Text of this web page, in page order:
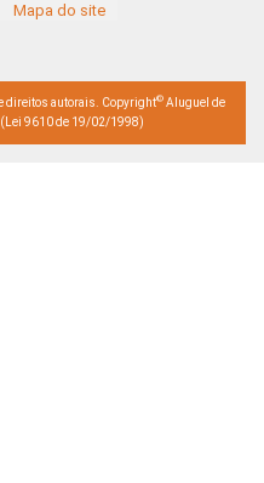
Mapa do site
direitos autorais. Copyright© Aluguel de
9610 de 19/02/1998)